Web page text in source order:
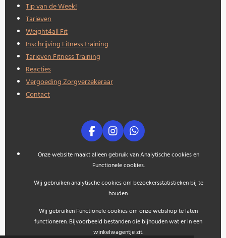
Tip van de Week!
Tarieven
Weight4all Fit
Inschrijving Fitness training
Tarieven Fitness Training
Reacties
Vergoeding Zorgverzekeraar
Contact
F
a
c
e
o
I
n
s
t
g
r
m
W
h
a
t
A
Onze website maakt alleen gebruik van Analytische cookies en
Functionele cookies.
Wij gebruiken analytische cookies om bezoekersstatistieken bij te
houden.
Wij gebruiken Functionele cookies om onze webshop te laten
functioneren. Bijvoorbeeld bestanden die bijhouden wat er in een
winkelwagentje zit.